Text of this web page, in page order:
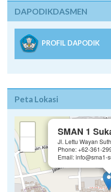
DAPODIKDASMEN
PROFIL DAPODIK
Peta Lokasi
SMAN 1
Jl. Lettu Wayan
Phone: +62-361-
Email: info@sma1-